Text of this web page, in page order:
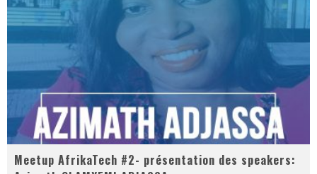
Meetup AfrikaTech #2- présentation des speakers: